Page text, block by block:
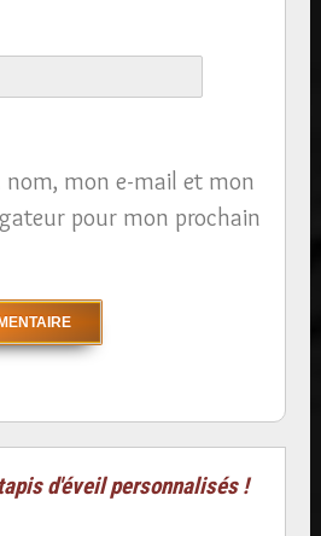
nom, mon e-mail et mon
pour mon prochain
d'éveil personnalisés !